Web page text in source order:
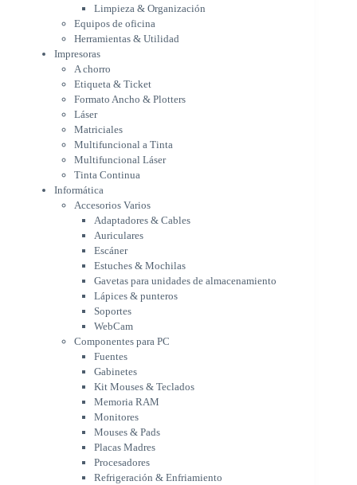
Matriciales
Multifuncional a Tinta
Tinta Continua
Informática
Accesorios Varios
Adaptadores & Cables
Auriculares
Escáner
Estuches & Mochilas
Gavetas para unidades de
almacenamiento
Lápices & punteros
Soportes
WebCam
Componentes para PC
Fuentes
Gabinetes
Kit Mouses & Teclados
Memoria RAM
Monitores
Mouses & Pads
Placas Madres
Procesadores
Refrigeración & Enfriamiento
Tarjetas Gráficas
Teclados
Equipos NUC
Equipos OEM & Pre-Ensamblados
Licencias & Softwares
Limpieza & Organización
Equipos de oficina
Herramientas & Utilidad
Impresoras
A chorro
Etiqueta & Ticket
Formato Ancho & Plotters
Láser
Matriciales
Multifuncional a Tinta
Multifuncional Láser
Tinta Continua
Informática
Accesorios Varios
Adaptadores & Cables
Auriculares
Escáner
Estuches & Mochilas
Gavetas para unidades de almacenamiento
Lápices & punteros
Soportes
WebCam
Componentes para PC
Fuentes
Gabinetes
Kit Mouses & Teclados
Memoria RAM
Monitores
Mouses & Pads
Placas Madres
Procesadores
Refrigeración & Enfriamiento